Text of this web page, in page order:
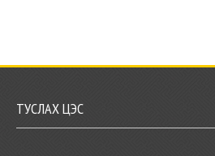
ТУСЛАХ ЦЭС